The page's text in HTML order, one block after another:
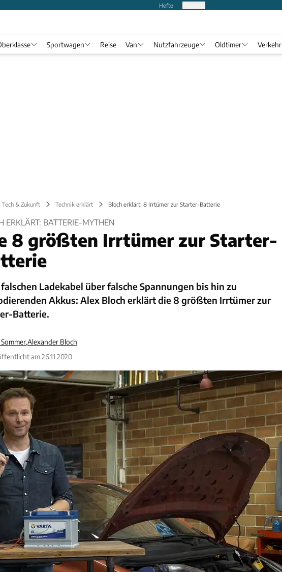
Hefte
Sportwagen Reise Van Nutzfahrzeuge Oldtimer Verkehr
Tech & Zukunft Technik erklärt Bloch erklärt: 8 Irrtümer zur Starter-Batterie
ERKLÄRT: BATTERIE-MYTHEN
8 größten Irrtümer zur Starter-
Ladekabel über falsche Spannungen bis hin zu
Akkus: Alex Bloch erklärt die 8 größten Irrtümer zur
Batterie.
,Alexander Bloch
am 26.11.2020